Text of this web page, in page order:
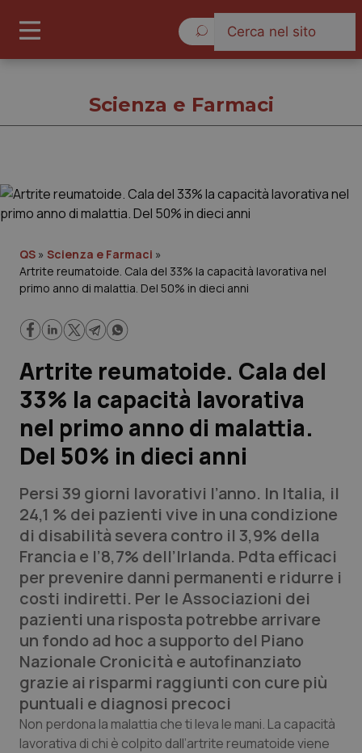
Governo e Parlamento
Regioni e Asl
Lavoro e Professioni
Scienza e Farmaci
Studi e Analisi
Lettere al direttore
Edizioni Regionali
QS Pro
Professionisti Sanitari.AI
Abruzzo
Basilicata
Calabria
QS Pro Gold
Artrite & artrosi
Asma & BPCO
QS Club Newsletter
Scienza e Farmaci
QS » Scienza e Farmaci »
Artrite reumatoide. Cala del 33% la capacità lavorativa nel
primo anno di malattia. Del 50% in dieci anni
Artrite reumatoide. Cala del
33% la capacità lavorativa
nel primo anno di malattia.
Del 50% in dieci anni
Persi 39 giorni lavorativi l’anno. In Italia, il
24,1 % dei pazienti vive in una condizione
di disabilità severa contro il 3,9% della
Francia e l’8,7% dell’Irlanda. Pdta efficaci
per prevenire danni permanenti e ridurre i
costi indiretti. Per le Associazioni dei
pazienti una risposta potrebbe arrivare
un fondo ad hoc a supporto del Piano
Nazionale Cronicità e autofinanziato
grazie ai risparmi raggiunti con cure più
puntuali e diagnosi precoci
Non perdona la malattia che ti leva le mani. La capacità
lavorativa di chi è colpito dall’artrite reumatoide viene